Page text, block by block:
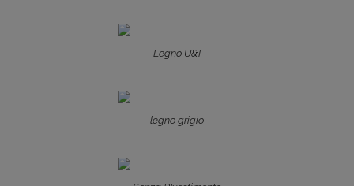
Legno U&I
legno grigio